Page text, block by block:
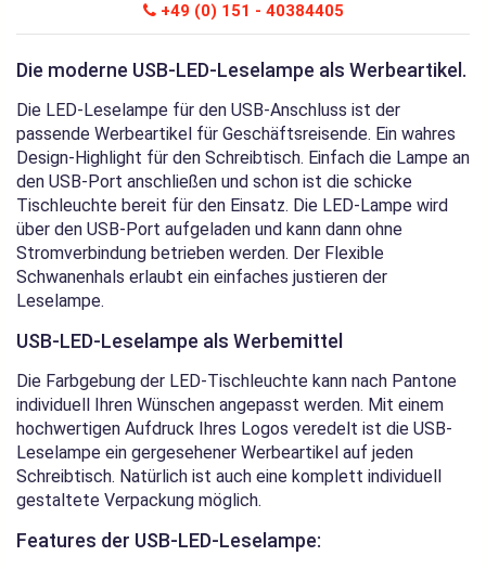
+49 (0) 151 - 40384405
Die moderne USB-LED-Leselampe als Werbeartikel.
Die LED-Leselampe für den USB-Anschluss ist der
passende Werbeartikel für Geschäftsreisende. Ein wahres
Design-Highlight für den Schreibtisch. Einfach die Lampe an
den USB-Port anschließen und schon ist die schicke
Tischleuchte bereit für den Einsatz. Die LED-Lampe wird
über den USB-Port aufgeladen und kann dann ohne
Stromverbindung betrieben werden. Der Flexible
Schwanenhals erlaubt ein einfaches justieren der
Leselampe.
USB-LED-Leselampe als Werbemittel
Die Farbgebung der LED-Tischleuchte kann nach Pantone
individuell Ihren Wünschen angepasst werden. Mit einem
hochwertigen Aufdruck Ihres Logos veredelt ist die USB-
Leselampe ein gergesehener Werbeartikel auf jeden
Schreibtisch. Natürlich ist auch eine komplett individuell
gestaltete Verpackung möglich.
Features der USB-LED-Leselampe: